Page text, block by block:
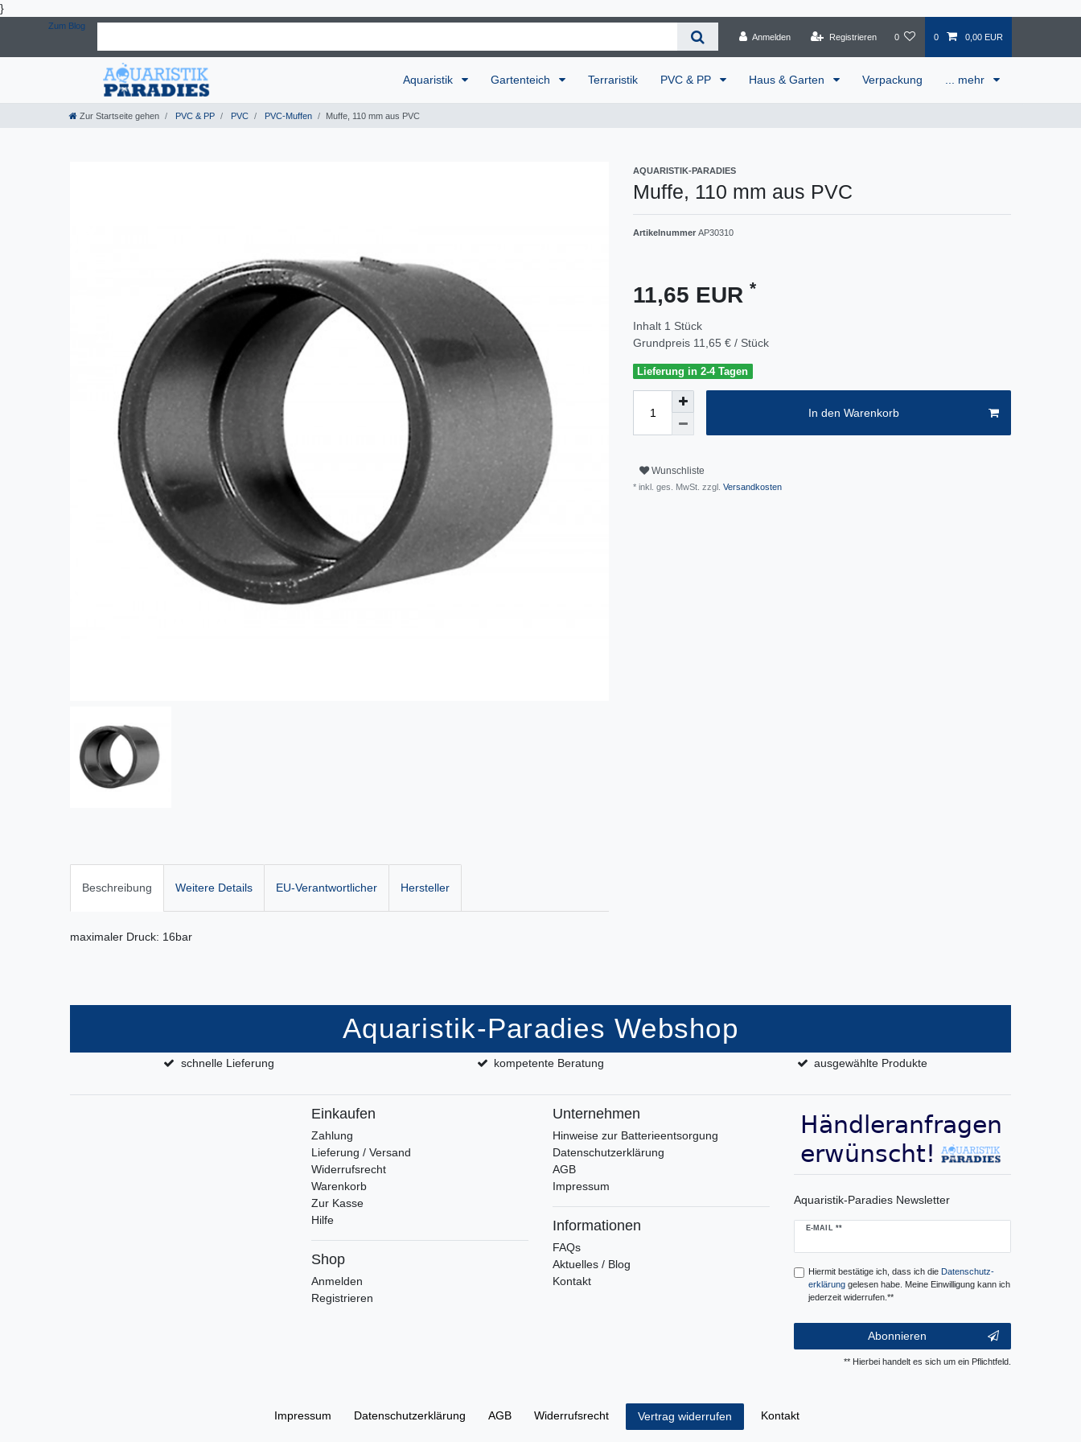
}
Zum Blog
Anmelden
Registrieren 0 0 0,00 EUR
Aquaristik Gartenteich Terraristik PVC & PP Haus & Garten Verpackung ... mehr
Zur Startseite gehen PVC & PP PVC PVC-Muffen Muffe, 110 mm aus PVC
AQUARISTIK-PARADIES
Muffe, 110 mm aus PVC
Artikelnummer AP30310
11,65 EUR *
Inhalt 1 Stück
Grundpreis 11,65 € / Stück
Lieferung in 2-4 Tagen
In den Warenkorb
Wunschliste
* inkl. ges. MwSt. zzgl. Versandkosten
Beschreibung Weitere Details EU-Verantwortlicher Hersteller
maximaler Druck: 16bar
Aquaristik-Paradies Webshop
schnelle Lieferung kompetente Beratung ausgewählte Produkte
Einkaufen
Zahlung
Lieferung / Versand
Widerrufsrecht
Warenkorb
Zur Kasse
Hilfe
Shop
Anmelden
Registrieren
Unternehmen
Hinweise zur Batterieentsorgung
Datenschutzerklärung
AGB
Impressum
Informationen
FAQs
Aktuelles / Blog
Kontakt
Aquaristik-Paradies Newsletter
E-MAIL **
Newsletter
Hiermit bestätige ich, dass ich die Daten­schutz­
erklärunggelesen habe. Meine Einwilligung kann ich
jederzeit widerrufen.**
Abonnieren
** Hierbei handelt es sich um ein Pflichtfeld.
Impressum Daten­schutz­erklärung AGB Widerrufs­recht Vertrag widerrufen Kontakt